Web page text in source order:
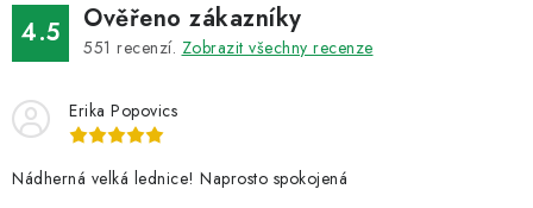
4.5 Ověřeno zákazníky
551 recenzí. Zobrazit všechny recenze
Erika Popovics
Nádherná velká lednice! Naprosto spokojená